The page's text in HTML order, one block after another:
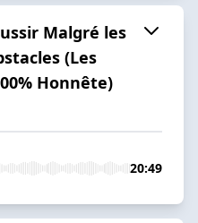
Malgré les
(Les
Honnête)
20:49